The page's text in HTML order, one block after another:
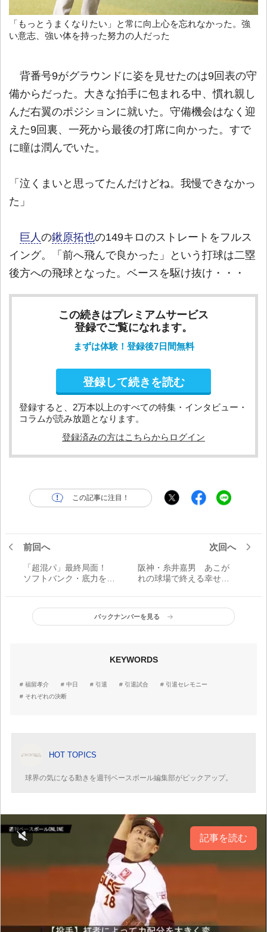
「もっとうまくなりたい」と常に向上心を忘れなかった。強
い意志、強い体を持った努力の人だった
背番号9がグラウンドに姿を見せたのは9回表の守
備からだった。大きな拍手に包まれる中、慣れ親し
んだ右翼のポジションに就いた。守備機会はなく迎
えた9回裏、一死から最後の打席に向かった。すで
に瞳は潤んでいた。
「泣くまいと思ってたんだけどね。我慢できなかっ
た」
巨人 の鍬原拓也の149キロのストレートをフルス
イング。「前へ飛んで良かった」という打球は二塁
後方への飛球となった。ベースを駆け抜け・・・
この続きはプレミアムサービス
登録でご覧になれます。
まずは体験！登録後7日間無料
登録して続きを読む
登録すると、2万本以上のすべての特集・インタビュー・
コラムが読み放題となります。
登録済みの方はこちらからログイン
この記事に注目！
前回へ
「超混パ」最終局面！
ソフトバンク・底力を見
ス・前王者は主役が存在
次回へ
阪神・糸井嘉男 あこが
れの球場で終える幸せ
を迎えられて心の底から
良かった」
バックナンバーを見る
KEYWORDS
福留孝介 中日 引退 引退試合
引退セレモニー
それぞれの決断
HOT TOPICS
球界の気になる動きを週刊ベースボール編集部がピックアップ。
記事を読む